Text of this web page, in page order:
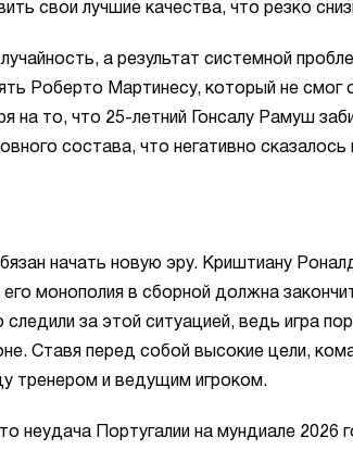
свои лучшие качества, что резко
а результат системной
Роберто Мартинесу, который не смог
на то, что 25-летний Гонсалу Рамуш
состава, что негативно сказалось
начать новую эру. Криштиану
монополия в сборной должна
за этой ситуацией, ведь игра
Ставя перед собой высокие цели,
тренером и ведущим игроком.
неудача Португалии на мундиале 2026